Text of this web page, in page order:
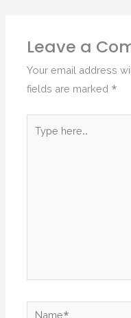
Leave a
Your email address
fields are marked *
Name*